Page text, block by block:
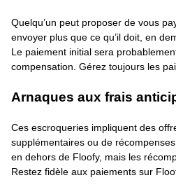
Quelqu’un peut proposer de vous
envoyer plus que ce qu’il doit, en
Le paiement initial sera
compensation. Gérez toujours les
Arnaques aux frais
Ces escroqueries impliquent des
supplémentaires ou de
en dehors de Floofy, mais les
Restez fidèle aux paiements sur